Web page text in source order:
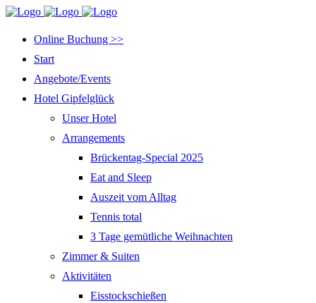
Online Buchung >>
Start
Angebote/Events
Hotel Gipfelglück
Unser Hotel
Arrangements
Brückentag-Special 2025
Eat and Sleep
Auszeit vom Alltag
Tennis total
3 Tage gemütliche Weihnachten
Zimmer & Suiten
Aktivitäten
Eisstockschießen